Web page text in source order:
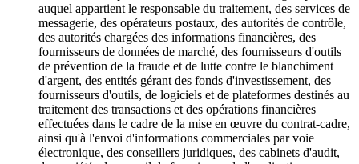
auquel appartient le responsable du traitement, des services de
messagerie, des opérateurs postaux, des autorités de contrôle,
des autorités chargées des informations financières, des
fournisseurs de données de marché, des fournisseurs d'outils
de prévention de la fraude et de lutte contre le blanchiment
d'argent, des entités gérant des fonds d'investissement, des
fournisseurs d'outils, de logiciels et de plateformes destinés au
traitement des transactions et des opérations financières
effectuées dans le cadre de la mise en œuvre du contrat-cadre,
ainsi qu'à l'envoi d'informations commerciales par voie
électronique, des conseillers juridiques, des cabinets d'audit,